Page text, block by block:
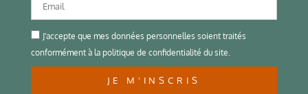
J'accepte que mes données personnelles soient traités
conformément à la politique de confidentialité du site.
JE M'INSCRIS